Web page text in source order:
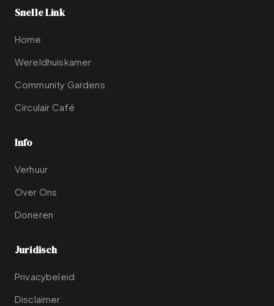
Snelle Link
Home
Wereldhuiskamer
Community Gardens
Circulair Café
Info
Verhuur
Over Ons
Doneren
Juridisch
Privacybeleid
Disclaimer